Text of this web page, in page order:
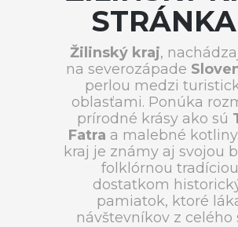
Žilinský kraj,
na severozápade
perlou medzi
oblasťami. Ponúka
prírodné krásy ako sú
Fatra a malebné
kraj je známy aj svojou
folklórnou
dostatkom
pamiatok, ktoré
návštevníkov z celého